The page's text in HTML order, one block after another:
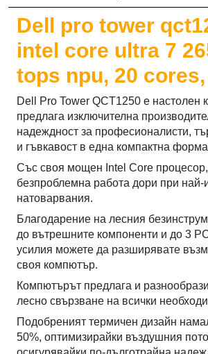
Dell pro tower
intel core ultra 7
tops npu, 20
Dell Pro Tower QCT1250 е настолен
предлага изключителна
надеждност за професионалисти,
и гъвкавост в една компактна
Със своя мощен Intel Core процесор,
безпроблемна работа дори при най-
натоварвания.
Благодарение на лесния
до вътрешните компоненти и до 3
усилия можете да разширявате
своя компютър.
Компютърът предлага и
лесно свързване на всички
Подобреният термичен дизайн
50%, оптимизирайки въздушния